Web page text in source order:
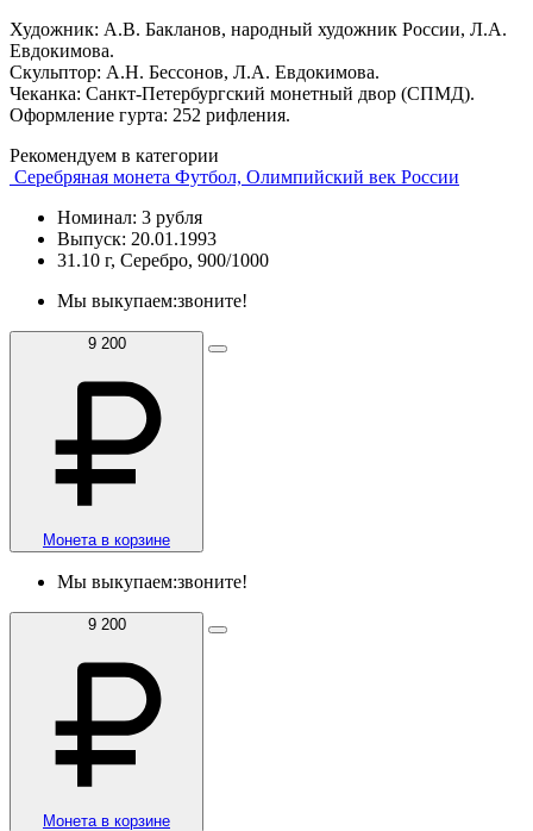
Художник: А.В. Бакланов, народный художник России, Л.А.
Евдокимова.
Скульптор: А.Н. Бессонов, Л.А. Евдокимова.
Чеканка: Санкт-Петербургский монетный двор (СПМД).
Оформление гурта: 252 рифления.
Рекомендуем в категории
Серебряная монета Футбол, Олимпийский век России
Номинал: 3 рубля
Выпуск: 20.01.1993
31.10 г, Серебро, 900/1000
Мы выкупаем:звоните!
9 200
Монета в корзине
Мы выкупаем:звоните!
9 200
Монета в корзине